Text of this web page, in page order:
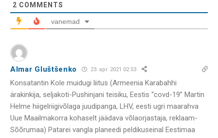
2 COMMENTS
vanemad
Almar Gluštšenko 23. apr. 2021 02:53
Konsatantin Kole muidugi liitus (Armeenia Karabahhi
ärakinkija, seljakoti-Pushinjani teisiku, Eestis “covd-19” Martin
Helme hiigelriigivõlaga juudipanga, LHV, eesti ugri maarahva
Uue Maailmakorra kohaselt jäädava võlaorjastaja, reklaam-
Sõõrumaa) Patarei vangla planeedi peldikuseinal Eestimaa